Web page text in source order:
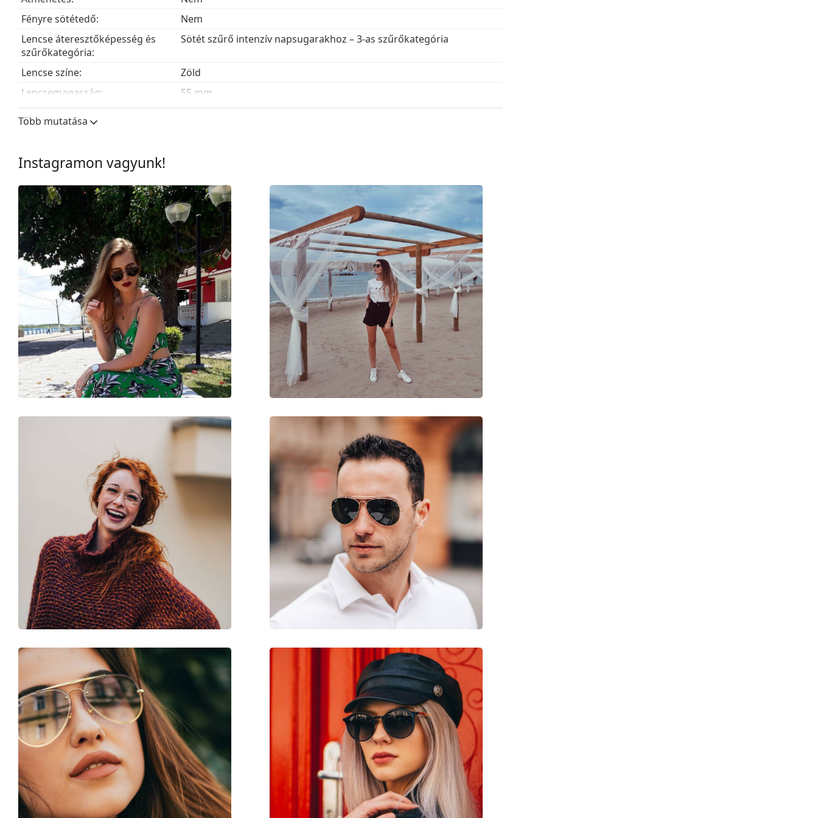
Fényre sötétedő:
Nem
Lencse áteresztőképesség és
szűrőkategória:
Sötét szűrő intenzív napsugarakhoz – 3-as szűrőkategória
Lencse színe:
Zöld
Lencsemagasság:
55 mm
Lencseszélesség:
58 mm
Keret
Keret forma:
Pilóta
Keret színe:
Szürke
Keret anyaga:
Fém
Méret:
M
Szélesség:
140 mm
Szárhossz:
135 mm
Hídszélesség:
14 mm
Súly:
45 g
Állítható orrpárna:
Igen
Kiegészítők
Tok:
Igen
Napszemüvegek
Divat
Dioptriás kivitelben elérhető:
Több mutatása
Instagramon vagyunk!